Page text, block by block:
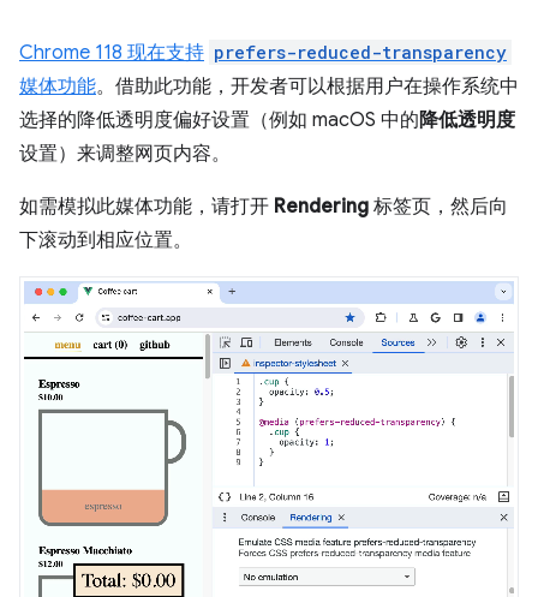
Chrome 118 现在支持 prefers-reduced-transparency
媒体功能。借助此功能，开发者可以根据用户在操作系统中
选择的降低透明度偏好设置（例如 macOS 中的降低透明度
设置）来调整网页内容。
如需模拟此媒体功能，请打开 Rendering 标签页，然后向
下滚动到相应位置。